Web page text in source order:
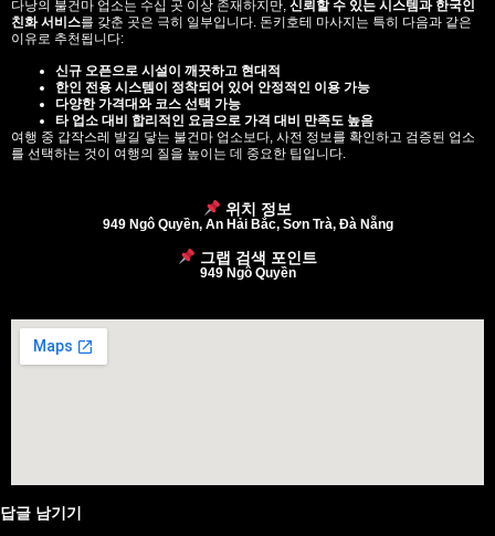
다낭의 불건마 업소는 수십 곳 이상 존재하지만, 신뢰할 수 있는 시스템과 한국인
친화 서비스를 갖춘 곳은 극히 일부입니다. 돈키호테 마사지는 특히 다음과 같은
이유로 추천됩니다:
신규 오픈으로 시설이 깨끗하고 현대적
한인 전용 시스템이 정착되어 있어 안정적인 이용 가능
다양한 가격대와 코스 선택 가능
타 업소 대비 합리적인 요금으로 가격 대비 만족도 높음
여행 중 갑작스레 발길 닿는 불건마 업소보다, 사전 정보를 확인하고 검증된 업소
를 선택하는 것이 여행의 질을 높이는 데 중요한 팁입니다.
위치 정보
949 Ngô Quyền, An Hải Bắc, Sơn Trà, Đà Nẵng
그랩 검색 포인트
949 Ngô Quyền
답글 남기기